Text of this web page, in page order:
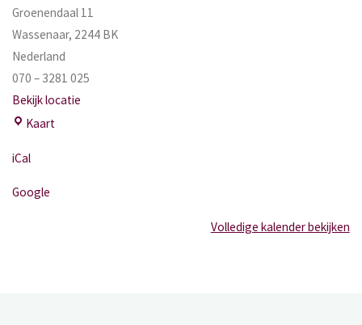
Groenendaal 11
Wassenaar, 2244 BK
Nederland
070 – 3281 025
Bekijk locatie
Kaart
iCal
Google
Volledige kalender bekijken